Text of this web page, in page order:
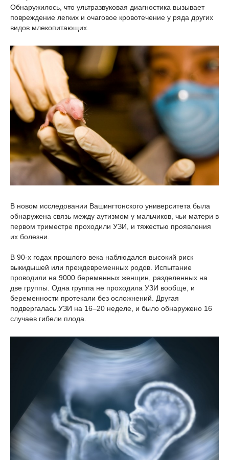
Обнаружилось, что ультразвуковая диагностика вызывает
повреждение легких и очаговое кровотечение у ряда других
видов млекопитающих.
В новом исследовании Вашингтонского университета была
обнаружена связь между аутизмом у мальчиков, чьи матери в
первом триместре проходили УЗИ, и тяжестью проявления
их болезни.
В 90-х годах прошлого века наблюдался высокий риск
выкидышей или преждевременных родов. Испытание
проводили на 9000 беременных женщин, разделенных на
две группы. Одна группа не проходила УЗИ вообще, и
беременности протекали без осложнений. Другая
подвергалась УЗИ на 16–20 неделе, и было обнаружено 16
случаев гибели плода.